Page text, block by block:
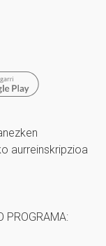
aurreinskripzioa
PROGRAMA: